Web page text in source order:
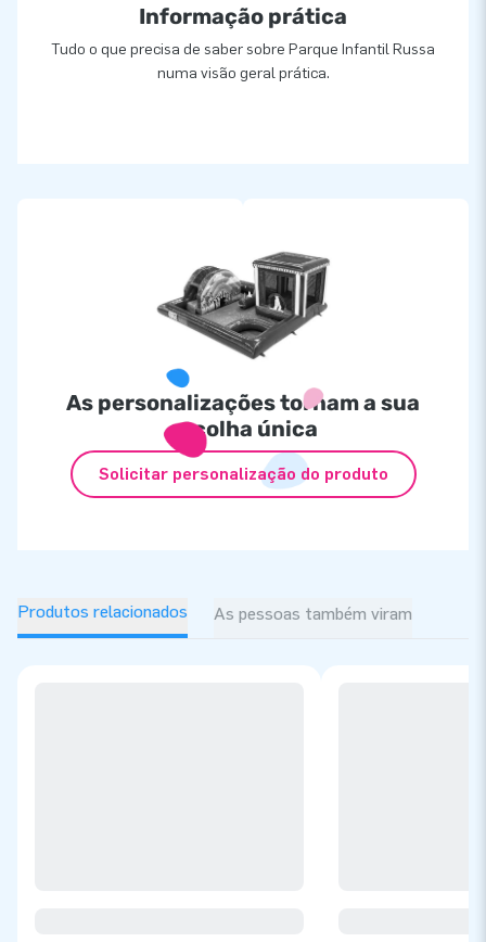
Informação prática
Tudo o que precisa de saber sobre Parque Infantil Russa
numa visão geral prática.
As personalizações tornam a sua
escolha única
Solicitar personalização do produto
Produtos relacionados As pessoas também viram